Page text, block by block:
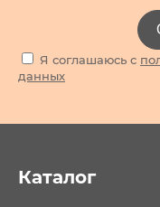
Я соглашаюсь с
данных
Каталог